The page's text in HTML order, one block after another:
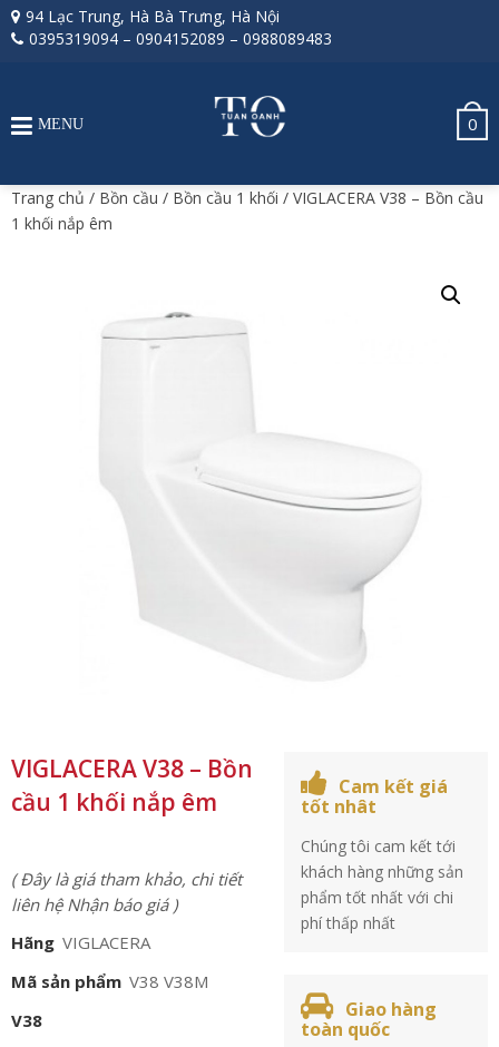
94 Lạc Trung, Hà Bà Trưng, Hà Nội
0395319094 – 0904152089 – 0988089483
0
MENU
Trang chủ / Bồn cầu / Bồn cầu 1 khối / VIGLACERA V38 – Bồn cầu
1 khối nắp êm
VIGLACERA V38 – Bồn
cầu 1 khối nắp êm
( Đây là giá tham khảo, chi tiết
liên hệ Nhận báo giá )
Hãng VIGLACERA
Mã sản phẩm V38 V38M
V38
Cam kết giá
tốt nhât
Chúng tôi cam kết tới
khách hàng những sản
phẩm tốt nhất với chi
phí thấp nhất
Giao hàng
toàn quốc